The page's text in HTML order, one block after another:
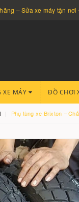
– Sửa xe máy tận
XE MÁY ĐỒ CHƠI
Phụ tùng xe Brixton –